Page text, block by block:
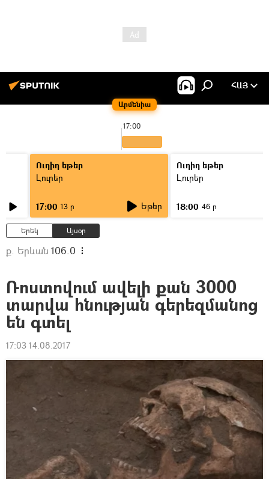
Արմենիա
ՀԱՅ
17:00
Ուղիղ եթեր
Լուրեր
17:00 13 ր Եթեր
Ուղիղ եթեր
Լուրեր
18:00 46 ր
Երեկ Այսօր
ք. Երևան 106.0
Ռոստովում ավելի քան 3000
տարվա հնության գերեզմանոց
են գտել
17:03 14.08.2017